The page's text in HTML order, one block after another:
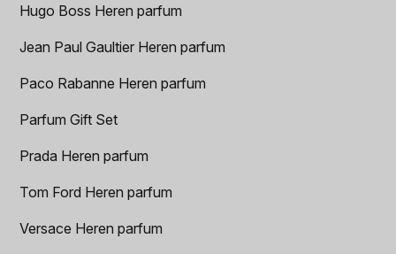
Hugo Boss Heren parfum
Jean Paul Gaultier Heren parfum
Paco Rabanne Heren parfum
Parfum Gift Set
Prada Heren parfum
Tom Ford Heren parfum
Versace Heren parfum